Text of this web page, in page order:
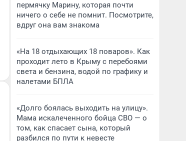
пермячку Марину, которая почти
ничего о себе не помнит. Посмотрите,
вдруг она вам знакома
«На 18 отдыхающих 18 поваров». Как
проходит лето в Крыму с перебоями
света и бензина, водой по графику и
налетами БПЛА
«Долго боялась выходить на улицу».
Мама искалеченного бойца СВО — о
том, как спасает сына, который
разбился по пути к невесте